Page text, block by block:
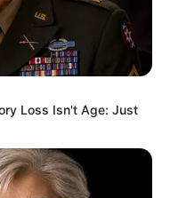
Loss Isn't Age: Just